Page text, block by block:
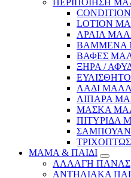
LOTION
ΑΡΑΙΑ
ΒΑΜΜΕΝΑ
ΒΑΦΕΣ
ΞΗΡΑ /
ΛΑΔΙ
ΛΙΠΑΡΑ
ΜΑΣΚΑ
ΠΙΤΥΡΙΔΑ
ΜΑΜΑ & ΠΑΙΔΙ
ΑΛΛΑΓΗ ΠΑΝΑΣ
ΑΝΤΗΛΙΑΚΑ